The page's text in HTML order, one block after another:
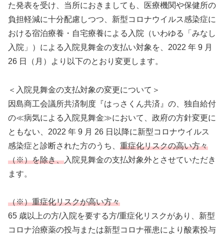
た発表を受け、当所におきましても、医療機関や保健所の
負担軽減に十分配慮しつつ、新型コロナウイルス感染症に
おける宿泊療養・自宅療養による入院（いわゆる「みなし
入院」）による入院見舞金の支払い対象を、2022 年 9 月
26 日（月）より以下のとおり変更します。
＜入院見舞金の支払対象の変更について＞
因島商工会議所共済制度『はっさくん共済』の、独自給付
の≪病気による入院見舞金≫において、政府の方針変更に
ともない、2022 年 9 月 26 日以降に新型コロナウイルス
感染症と診断された方のうち、 重症化リスクの高い方々
（※）を除き、入院見舞金の支払対象外とさせていただき
ます。
（※）重症化リスクが高い方々
65 歳以上の方/入院を要する方/重症化リスクがあり、新型
コロナ治療薬の投与または新型コロナ罹患により酸素投与